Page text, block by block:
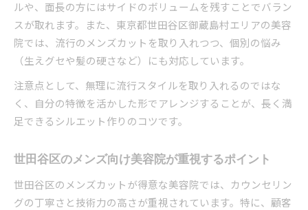
メンズカットが第一印象を左右する理由
日常を快適にするメンズカットの秘訣を伝授
ルや、面長の方にはサイドのボリュームを残すことでバラン
スが取れます。また、東京都世田谷区御蔵島村エリアの美容
院では、流行のメンズカットを取り入れつつ、個別の悩み
（生えグセや髪の硬さなど）にも対応しています。
注意点として、無理に流行スタイルを取り入れるのではな
く、自分の特徴を活かした形でアレンジすることが、長く満
足できるシルエット作りのコツです。
世田谷区のメンズ向け美容院が重視するポイント
世田谷区のメンズカットが得意な美容院では、カウンセリン
グの丁寧さと技術力の高さが重視されています。特に、顧客